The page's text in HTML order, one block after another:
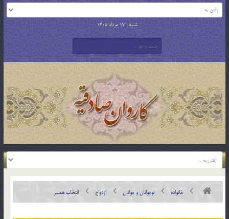
شنبه , 17 مرداد 1405
خانواده نوجوانان و جوانان ازدواج انتخاب همسر